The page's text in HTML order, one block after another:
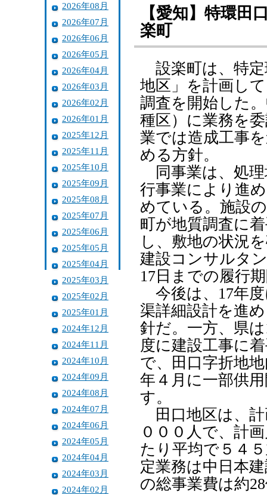
2026年08月
2026年07月
2026年06月
2026年05月
2026年04月
2026年03月
2026年02月
2026年01月
2025年12月
2025年11月
2025年10月
2025年09月
2025年08月
2025年07月
2025年06月
2025年05月
2025年04月
2025年03月
2025年02月
2025年01月
2024年12月
2024年11月
2024年10月
2024年09月
2024年08月
2024年07月
2024年06月
2024年05月
2024年04月
2024年03月
2024年02月
【愛知】特環
楽町
設楽町は、特定
地区」を計画し
調査を開始した
種区）に業務を
業では造成工事
める方針。
同事業は、処理
行事業により進
めている。施設
町が地質調査に
し、敷地の状況
建設コンサルタ
17日までの履行
今後は、17年度
渠詳細設計を進
針だ。一方、県
度に建設工事に
で、田口字折地
年４月に一部供
す。
田口地区は、計
０００人で、計
たり平均で５４
定業務は中日本
の総事業費は約